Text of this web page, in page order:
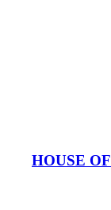
HOUSE